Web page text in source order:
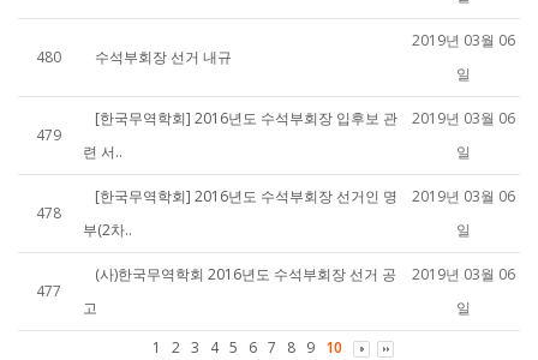
480 수석부회장 선거 내규
2019년 03월 06
일
479
[한국무역학회] 2016년도 수석부회장 입후보 관
련 서..
2019년 03월 06
일
478
[한국무역학회] 2016년도 수석부회장 선거인 명
부(2차..
2019년 03월 06
일
477
(사)한국무역학회 2016년도 수석부회장 선거 공
고
2019년 03월 06
일
1
2 3 4 5 6 7 8 9 10